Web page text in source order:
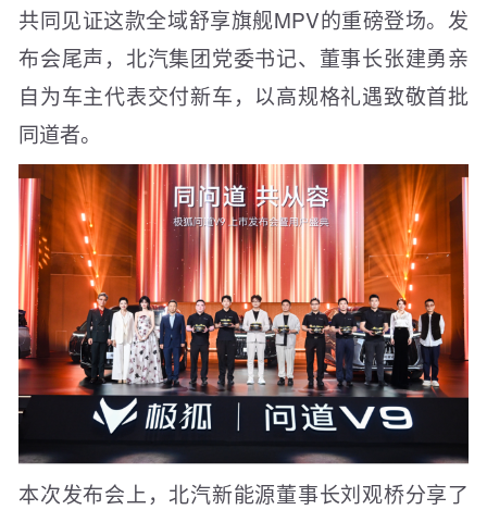
共同见证这款全域舒享旗舰MPV的重磅登场。发
布会尾声，北汽集团党委书记、董事长张建勇亲
自为车主代表交付新车，以高规格礼遇致敬首批
同道者。
本次发布会上，北汽新能源董事长刘观桥分享了